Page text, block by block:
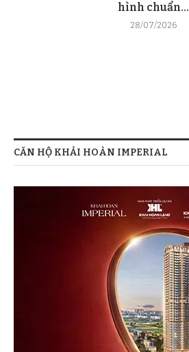
hình chuẩn...
28/07/2026
CĂN HỘ KHẢI HOÀN IMPERIAL